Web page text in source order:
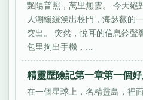
艷陽普照，萬里無雲。 今天絕
人潮緩緩湧出校門，海瑟薇的
突出。 突然，悅耳的信息鈴聲
包里掏出手機，...
精靈歷險記第一章第一個
在一個星球上，名精靈島，裡